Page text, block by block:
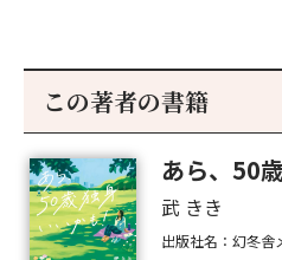
この著者の書籍
あら、50
武 きき
出版社名：幻冬舎